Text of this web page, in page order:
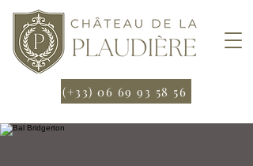
(+33) 06 69 93 58 56